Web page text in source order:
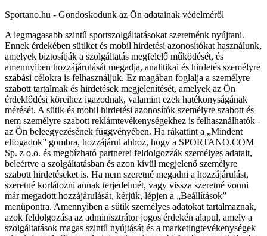
Sportano.hu - Gondoskodunk az Ön adatainak védelméről
A legmagasabb szintű sportszolgáltatásokat szeretnénk nyújtani.
Ennek érdekében sütiket és mobil hirdetési azonosítókat használunk,
amelyek biztosítják a szolgáltatás megfelelő működését, és
amennyiben hozzájárulását megadja, analitikai és hirdetés személyre
szabási célokra is felhasználjuk. Ez magában foglalja a személyre
szabott tartalmak és hirdetések megjelenítését, amelyek az Ön
érdeklődési köreihez igazodnak, valamint ezek hatékonyságának
mérését. A sütik és mobil hirdetési azonosítók személyre szabott és
nem személyre szabott reklámtevékenységekhez is felhasználhatók -
az Ön beleegyezésének függvényében. Ha rákattint a „Mindent
elfogadok” gombra, hozzájárul ahhoz, hogy a SPORTANO.COM
Sp. z o.o. és megbízható partnerei feldolgozzák személyes adatait,
beleértve a szolgáltatásban és azon kívül megjelenő személyre
szabott hirdetéseket is. Ha nem szeretné megadni a hozzájárulást,
szeretné korlátozni annak terjedelmét, vagy vissza szeretné vonni
már megadott hozzájárulását, kérjük, lépjen a „Beállítások”
menüpontra. Amennyiben a sütik személyes adatokat tartalmaznak,
azok feldolgozása az adminisztrátor jogos érdekén alapul, amely a
szolgáltatások magas szintű nyújtását és a marketingtevékenységek